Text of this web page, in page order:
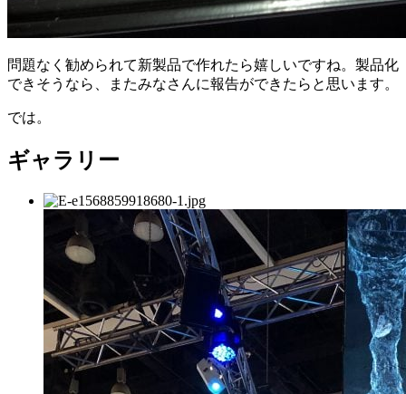
問題なく勧められて新製品で作れたら嬉しいですね。製品化
できそうなら、またみなさんに報告ができたらと思います。
では。
ギャラリー